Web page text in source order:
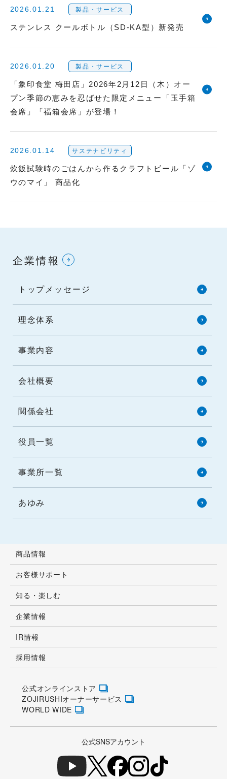
2026.01.21 製品・サービス
ステンレス クールボトル（SD-KA型）新発売
2026.01.20 製品・サービス
「象印食堂 梅田店」2026年2月12日（木）オー
プン季節の恵みを忍ばせた限定メニュー「玉手箱
会席」「福箱会席」が登場！
2026.01.14 サステナビリティ
炊飯試験時のごはんから作るクラフトビール「ゾ
ウのマイ」 商品化
企業情報
トップメッセージ
理念体系
事業内容
会社概要
関係会社
役員一覧
事業所一覧
あゆみ
商品情報
お客様サポート
知る・楽しむ
企業情報
IR情報
採用情報
公式オンラインストア
ZOJIRUSHIオーナーサービス
WORLD WIDE
公式SNSアカウント